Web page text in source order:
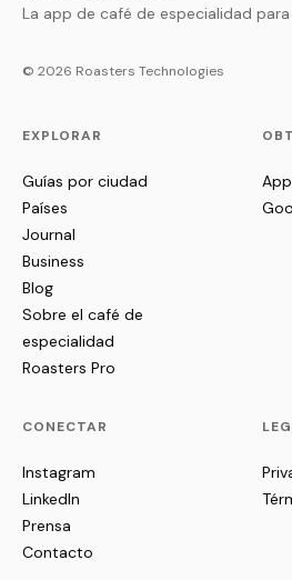
La app de café de especialidad
© 2026 Roasters Technologies
EXPLORAR
Guías por ciudad
Países
Journal
Business
Blog
Sobre el café de
especialidad
Roasters Pro
CONECTAR
Instagram
LinkedIn
Prensa
Contacto